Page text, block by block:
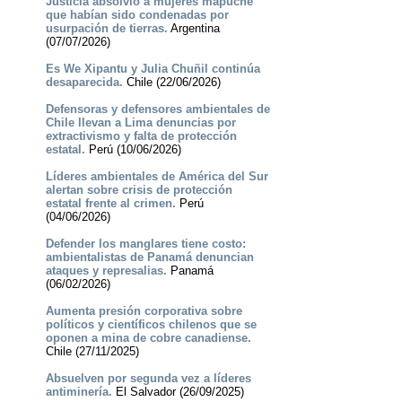
que habían sido condenadas por
usurpación de tierras. Argentina
(07/07/2026)
Es We Xipantu y Julia Chuñil continúa
desaparecida. Chile (22/06/2026)
Defensoras y defensores ambientales de
Chile llevan a Lima denuncias por
extractivismo y falta de protección
estatal. Perú (10/06/2026)
Líderes ambientales de América del Sur
alertan sobre crisis de protección
estatal frente al crimen. Perú
(04/06/2026)
Defender los manglares tiene costo:
ambientalistas de Panamá denuncian
ataques y represalias. Panamá
(06/02/2026)
Aumenta presión corporativa sobre
políticos y científicos chilenos que se
oponen a mina de cobre canadiense.
Chile (27/11/2025)
Absuelven por segunda vez a líderes
antiminería. El Salvador (26/09/2025)